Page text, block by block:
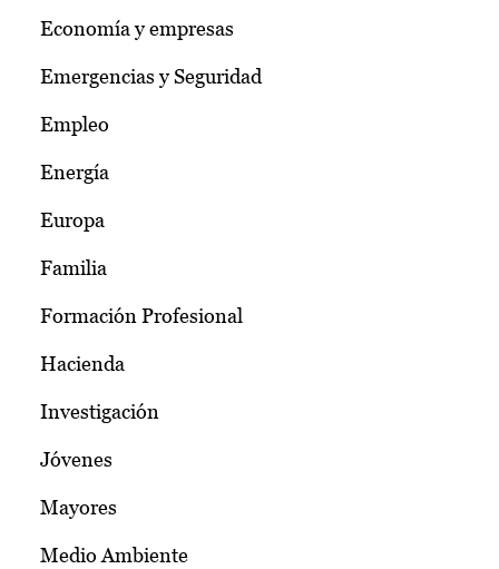
Economía y empresas
Emergencias y Seguridad
Empleo
Energía
Europa
Familia
Formación Profesional
Hacienda
Investigación
Jóvenes
Mayores
Medio Ambiente